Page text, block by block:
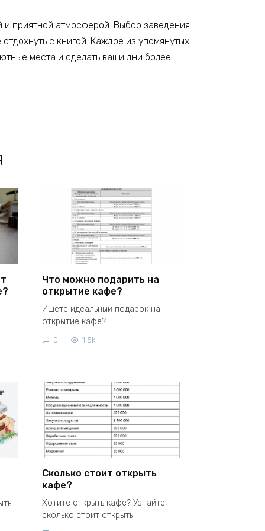
приятной атмосферой. Выбор заведения
с книгой. Каждое из упомянутых
места и сделать ваши дни более
Что можно подарить на
открытие кафе?
Ищете идеальный подарок на
открытие кафе?
0 1.5k.
Сколько стоит открыть
кафе?
Хотите открыть кафе? Узнайте,
сколько стоит открыть